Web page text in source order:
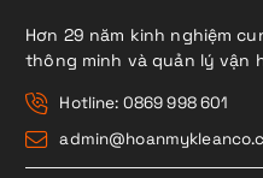
Hơn 29 năm kinh nghiệm
thông minh và quản lý vận
Hotline: 0869 998 601